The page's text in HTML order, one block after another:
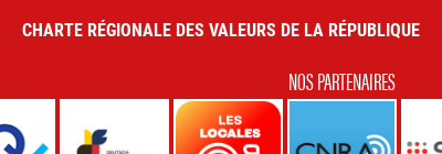
CHARTE RÉGIONALE DES VALEURS DE LA RÉPUBLIQUE
NOS PARTENAIRES